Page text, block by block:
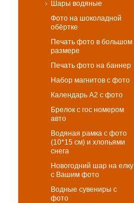
Шары водяные
Фото на шоколадной
обёртке
Печать фото в большом
размере
Печать фото на баннер
Набор магнитов с фото
Календарь А2 с фото
Брелок с гос номером
авто
Водяная рамка с фото
(10*15 см) и хлопьями
снега
Новогодний шар на елку
с Вашим фото
Водные сувениры с
фото